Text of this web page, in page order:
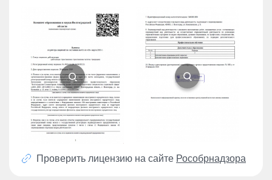
Проверить лицензию на сайте Рособрнадзора